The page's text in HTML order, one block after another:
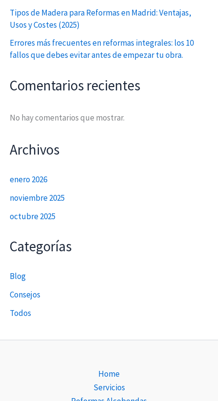
Tipos de Madera para Reformas en Madrid: Ventajas,
Usos y Costes (2025)
Errores más frecuentes en reformas integrales: los 10
fallos que debes evitar antes de empezar tu obra.
Comentarios recientes
No hay comentarios que mostrar.
Archivos
enero 2026
noviembre 2025
octubre 2025
Categorías
Blog
Consejos
Todos
Home
Servicios